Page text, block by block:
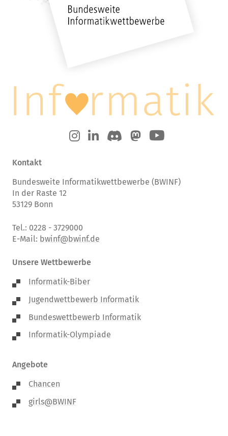
Kontakt
Bundesweite Informatikwettbewerbe (BWINF)
In der Raste 12
53129 Bonn
Tel.: 0228 - 3729000
E-Mail: bwinf@bwinf.de
Unsere Wettbewerbe
Informatik-Biber
Jugendwettbewerb Informatik
Bundeswettbewerb Informatik
Informatik-Olympiade
Angebote
Chancen
girls@BWINF